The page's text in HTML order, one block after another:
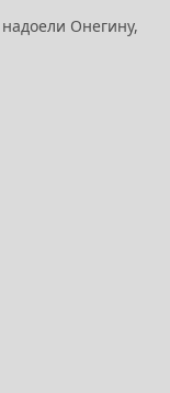
Онегину,